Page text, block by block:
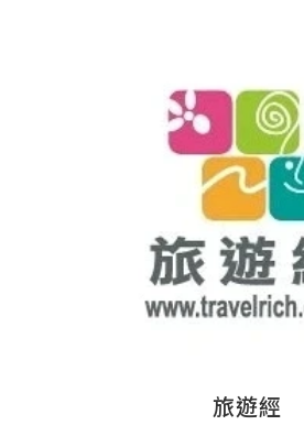
旅遊經